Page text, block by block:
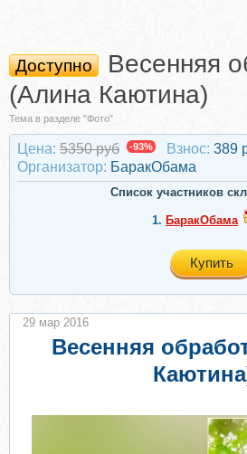
Доступно
Весенняя
(Алина Каютина)
Тема в разделе "Фото"
Цена: 5350 руб -93% Взнос: 389
Организатор: БаракОбама
Список участников
1. БаракОбама
Купить
Весенняя
29 мар 2016